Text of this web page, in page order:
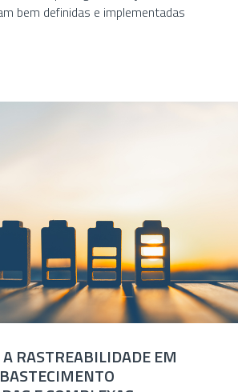
bem definidas e implementadas
RASTREABILIDADE EM